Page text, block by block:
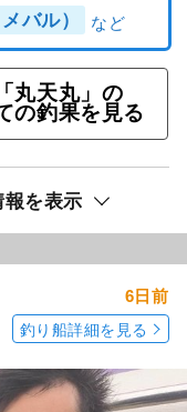
バル）
「丸天丸」の
の釣果を見る
を表示
6日前
釣り船詳細を見る